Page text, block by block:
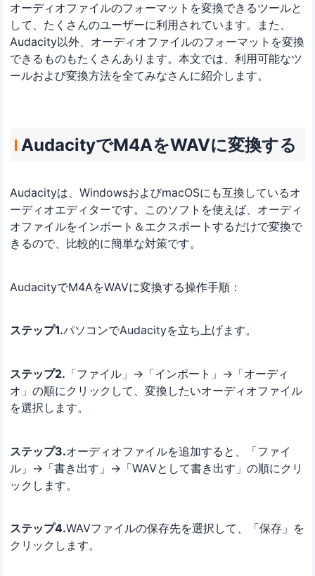
オーディオファイルのフォーマットを変換できるツールと
して、たくさんのユーザーに利用されています。また、
Audacity以外、オーディオファイルのフォーマットを変換
できるものもたくさんあります。本文では、利用可能なツ
ールおよび変換方法を全てみなさんに紹介します。
AudacityでM4AをWAVに変換する
Audacityは、WindowsおよびmacOSにも互換しているオ
ーディオエディターです。このソフトを使えば、オーディ
オファイルをインポート＆エクスポートするだけで変換で
きるので、比較的に簡単な対策です。
AudacityでM4AをWAVに変換する操作手順：
ステップ1.パソコンでAudacityを立ち上げます。
ステップ2. 「ファイル」→「インポート」→「オーディ
オ」の順にクリックして、変換したいオーディオファイル
を選択します。
ステップ3.オーディオファイルを追加すると、「ファイ
ル」→「書き出す」→「WAVとして書き出す」の順にクリ
ックします。
ステップ4.WAVファイルの保存先を選択して、「保存」を
クリックします。